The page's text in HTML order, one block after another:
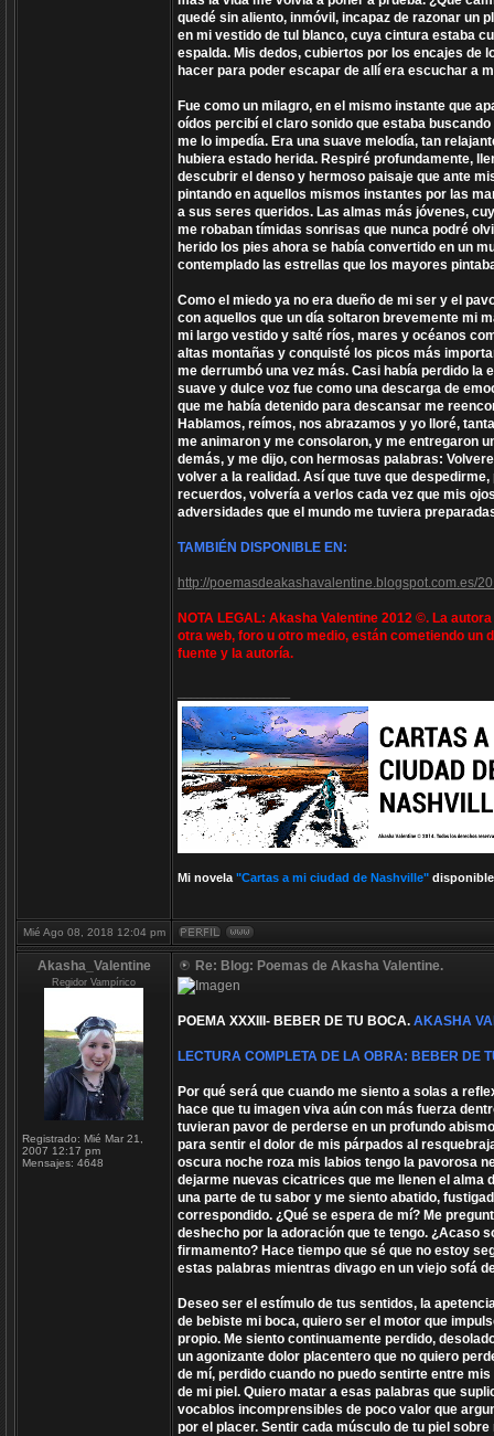
quedé sin aliento, inmóvil, incapaz de razonar un
en mi vestido de tul blanco, cuya cintura estaba
espalda. Mis dedos, cubiertos por los encajes de
hacer para poder escapar de allí era escuchar a
Fue como un milagro, en el mismo instante que
oídos percibí el claro sonido que estaba
me lo impedía. Era una suave melodía, tan
hubiera estado herida. Respiré profundamente,
descubrir el denso y hermoso paisaje que ante
pintando en aquellos mismos instantes por las
a sus seres queridos. Las almas más jóvenes,
me robaban tímidas sonrisas que nunca podré
herido los pies ahora se había convertido en un
contemplado las estrellas que los mayores
Como el miedo ya no era dueño de mi ser y el
con aquellos que un día soltaron brevemente mi
mi largo vestido y salté ríos, mares y océanos
altas montañas y conquisté los picos más
me derrumbó una vez más. Casi había perdido la
suave y dulce voz fue como una descarga de
que me había detenido para descansar me
Hablamos, reímos, nos abrazamos y yo lloré,
me animaron y me consolaron, y me entregaron
demás, y me dijo, con hermosas palabras:
volver a la realidad. Así que tuve que
recuerdos, volvería a verlos cada vez que mis
adversidades que el mundo me tuviera
TAMBIÉN DISPONIBLE EN:
http://poemasdeakashavalentine.blogspot.com.es/
NOTA LEGAL: Akasha Valentine 2012 ©. La
otra web, foro u otro medio, están cometiendo un
fuente y la autoría.
Mi novela "Cartas a mi ciudad de Nashville" disponible
Mié Ago 08, 2018 12:04 pm
Akasha_Valentine
Regidor Vampírico
Registrado: Mié Mar 21,
2007 12:17 pm
Mensajes: 4648
Re: Blog: Poemas de Akasha Valentine.
POEMA XXXIII- BEBER DE TU BOCA. AKASHA
LECTURA COMPLETA DE LA OBRA: BEBER DE
Por qué será que cuando me siento a solas a
hace que tu imagen viva aún con más fuerza
tuvieran pavor de perderse en un profundo
para sentir el dolor de mis párpados al
oscura noche roza mis labios tengo la pavorosa
dejarme nuevas cicatrices que me llenen el alma
una parte de tu sabor y me siento abatido,
correspondido. ¿Qué se espera de mí? Me
deshecho por la adoración que te tengo. ¿Acaso
firmamento? Hace tiempo que sé que no estoy
estas palabras mientras divago en un viejo sofá
Deseo ser el estímulo de tus sentidos, la
de bebiste mi boca, quiero ser el motor que
propio. Me siento continuamente perdido,
un agonizante dolor placentero que no quiero
de mí, perdido cuando no puedo sentirte entre
de mi piel. Quiero matar a esas palabras que
vocablos incomprensibles de poco valor que
por el placer. Sentir cada músculo de tu piel